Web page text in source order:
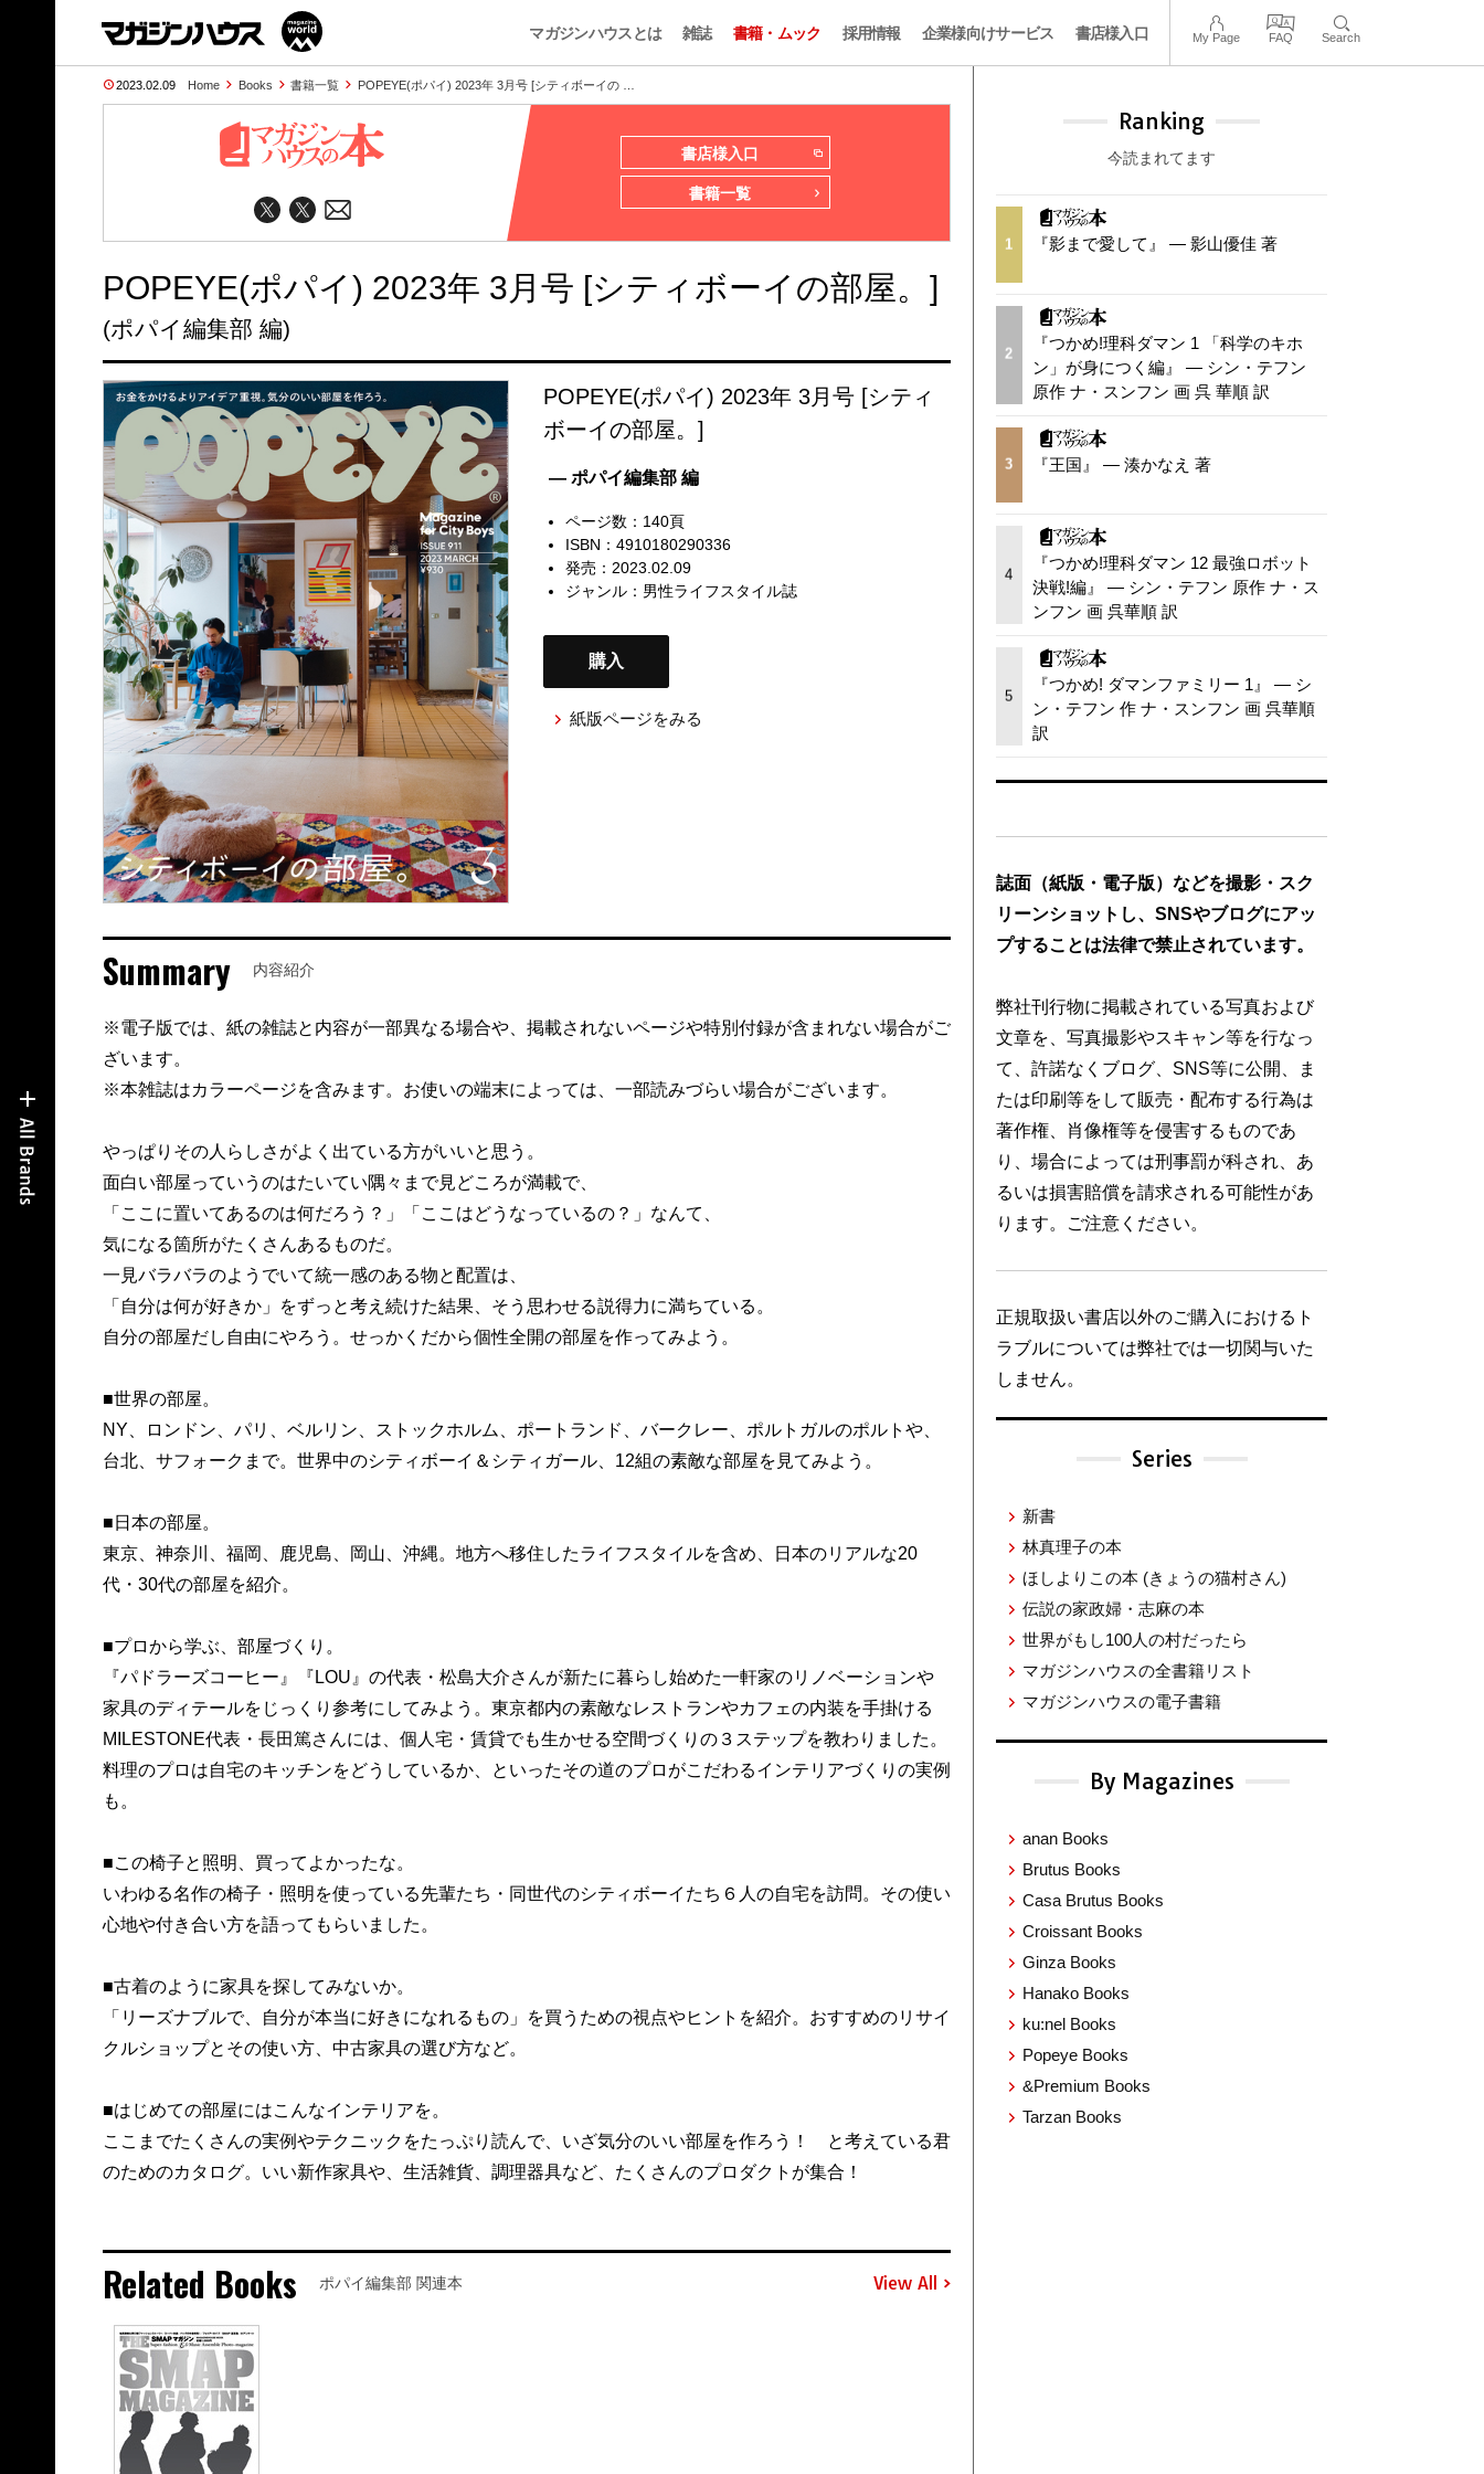
マガジンハウスとは 雑誌 書籍・ムック 採用情報 企業様向けサービス 書店様入口 My Page FAQ Search
2023.02.09 Home Books 書籍一覧 POPEYE(ポパイ) 2023年 3月号 [シティボーイの …
書店様入口
書籍一覧
POPEYE(ポパイ) 2023年 3月号 [シティボーイの部屋。]
(ポパイ編集部 編)
POPEYE(ポパイ) 2023年 3月号 [シティ
ボーイの部屋。]
— ポパイ編集部 編
ページ数：140頁
ISBN：4910180290336
発売：2023.02.09
ジャンル： 男性ライフスタイル誌
購入
紙版ページをみる
Summary 内容紹介
※電子版では、紙の雑誌と内容が一部異なる場合や、掲載されないページや特別付録が含まれない場合がご
ざいます。
※本雑誌はカラーページを含みます。お使いの端末によっては、一部読みづらい場合がございます。
やっぱりその人らしさがよく出ている方がいいと思う。
面白い部屋っていうのはたいてい隅々まで見どころが満載で、
「ここに置いてあるのは何だろう？」「ここはどうなっているの？」なんて、
気になる箇所がたくさんあるものだ。
一見バラバラのようでいて統一感のある物と配置は、
「自分は何が好きか」をずっと考え続けた結果、そう思わせる説得力に満ちている。
自分の部屋だし自由にやろう。せっかくだから個性全開の部屋を作ってみよう。
■世界の部屋。
NY、ロンドン、パリ、ベルリン、ストックホルム、ポートランド、バークレー、ポルトガルのポルトや、
台北、サフォークまで。世界中のシティボーイ＆シティガール、12組の素敵な部屋を見てみよう。
■日本の部屋。
東京、神奈川、福岡、鹿児島、岡山、沖縄。地方へ移住したライフスタイルを含め、日本のリアルな20
代・30代の部屋を紹介。
■プロから学ぶ、部屋づくり。
『パドラーズコーヒー』『LOU』の代表・松島大介さんが新たに暮らし始めた一軒家のリノベーションや
家具のディテールをじっくり参考にしてみよう。東京都内の素敵なレストランやカフェの内装を手掛ける
MILESTONE代表・長田篤さんには、個人宅・賃貸でも生かせる空間づくりの３ステップを教わりました。
料理のプロは自宅のキッチンをどうしているか、といったその道のプロがこだわるインテリアづくりの実例
も。
■この椅子と照明、買ってよかったな。
いわゆる名作の椅子・照明を使っている先輩たち・同世代のシティボーイたち６人の自宅を訪問。その使い
心地や付き合い方を語ってもらいました。
■古着のように家具を探してみないか。
「リーズナブルで、自分が本当に好きになれるもの」を買うための視点やヒントを紹介。おすすめのリサイ
クルショップとその使い方、中古家具の選び方など。
■はじめての部屋にはこんなインテリアを。
ここまでたくさんの実例やテクニックをたっぷり読んで、いざ気分のいい部屋を作ろう！ と考えている君
のためのカタログ。いい新作家具や、生活雑貨、調理器具など、たくさんのプロダクトが集合！
Related Books ポパイ編集部 関連本 View All
Ranking
今読まれてます
1 『影まで愛して』 — 影山優佳 著
2
『つかめ!理科ダマン 1 「科学のキホ
ン」が身につく編』 — シン・テフン
原作 ナ・スンフン 画 呉 華順 訳
3 『王国』 — 湊かなえ 著
4
『つかめ!理科ダマン 12 最強ロボット
決戦!編』 — シン・テフン 原作 ナ・ス
ンフン 画 呉華順 訳
5
『つかめ! ダマンファミリー 1』 — シ
ン・テフン 作 ナ・スンフン 画 呉華順
訳
誌面（紙版・電子版）などを撮影・スク
リーンショットし、SNSやブログにアッ
プすることは法律で禁止されています。
弊社刊行物に掲載されている写真および
文章を、写真撮影やスキャン等を行なっ
て、許諾なくブログ、SNS等に公開、ま
たは印刷等をして販売・配布する行為は
著作権、肖像権等を侵害するものであ
り、場合によっては刑事罰が科され、あ
るいは損害賠償を請求される可能性があ
ります。ご注意ください。
正規取扱い書店以外のご購入におけるト
ラブルについては弊社では一切関与いた
しません。
Series
新書
林真理子の本
ほしよりこの本 (きょうの猫村さん)
伝説の家政婦・志麻の本
世界がもし100人の村だったら
マガジンハウスの全書籍リスト
マガジンハウスの電子書籍
By Magazines
anan Books
Brutus Books
Casa Brutus Books
Croissant Books
Ginza Books
Hanako Books
ku:nel Books
Popeye Books
&Premium Books
Tarzan Books